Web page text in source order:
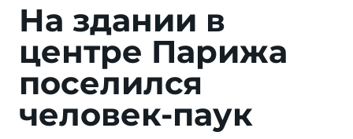
На здании в
центре Парижа
поселился
человек-паук